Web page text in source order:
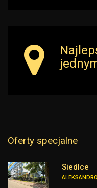
Oferty specjalne
Siedlce